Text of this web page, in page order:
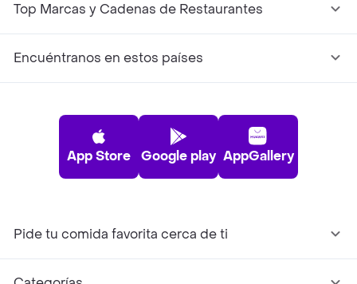
Top Marcas y Cadenas de Restaurantes
Encuéntranos en estos países
App Store Google play AppGallery
Pide tu comida favorita cerca de ti